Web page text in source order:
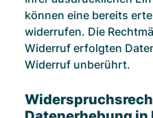
können eine bereits
widerrufen. Die
Widerruf erfolgten
Widerruf unberührt.